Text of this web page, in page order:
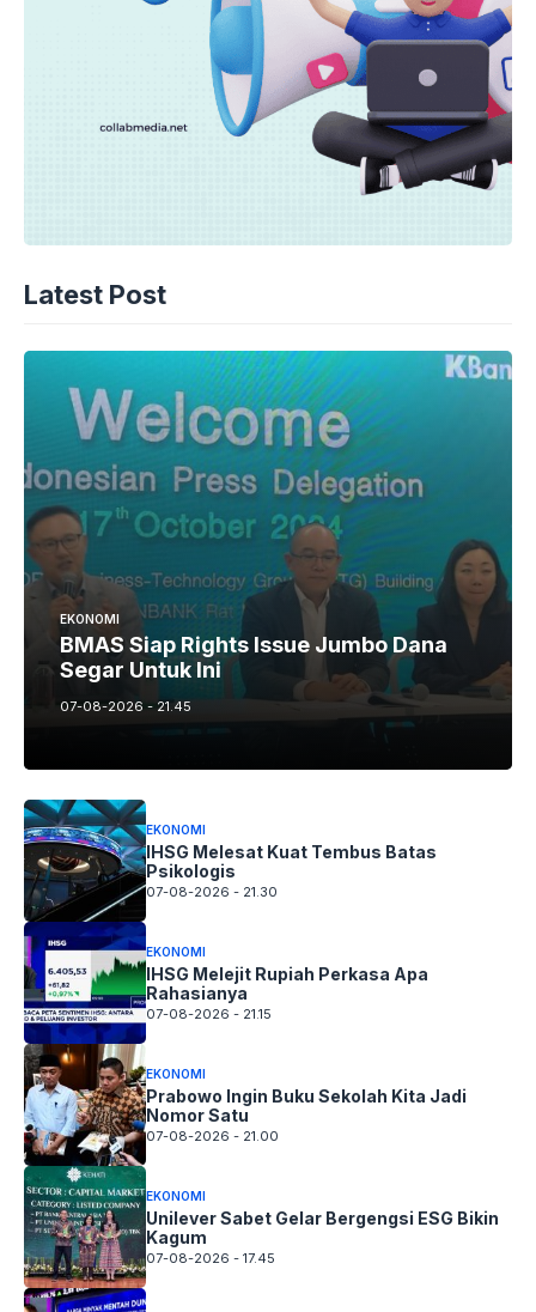
Latest Post
EKONOMI
BMAS Siap Rights Issue Jumbo Dana
Segar Untuk Ini
07-08-2026 - 21.45
EKONOMI
IHSG Melesat Kuat Tembus Batas
Psikologis
07-08-2026 - 21.30
EKONOMI
IHSG Melejit Rupiah Perkasa Apa
Rahasianya
07-08-2026 - 21.15
EKONOMI
Prabowo Ingin Buku Sekolah Kita Jadi
Nomor Satu
07-08-2026 - 21.00
EKONOMI
Unilever Sabet Gelar Bergengsi ESG Bikin
Kagum
07-08-2026 - 17.45